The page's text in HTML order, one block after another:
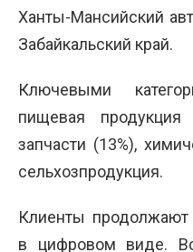
Ханты-Мансийский
Забайкальский край.
Ключевыми
пищевая
запчасти (13%),
сельхозпродукция.
Клиенты продолжают
в цифровом виде.